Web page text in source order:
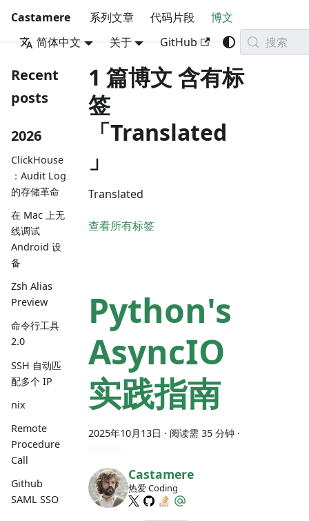
Castamere 系列文章 代码片段
博文
简体中文
关于 GitHub 搜索
Recent
posts
2026
ClickHouse
：Audit Log
的存储革命
在 Mac 上无
线调试
Android 设
备
Zsh Alias
Preview
命令行工具
2.0
SSH 自动匹
配多个 IP
nix
Remote
Procedure
Call
Github
SAML SSO
1 篇博文 含有标
签
「Translated
」
Translated
查看所有标签
Python's
AsyncIO
实践指南
2025年10月13日 · 阅读需 35 分钟 ·
Castamere
热爱 Coding